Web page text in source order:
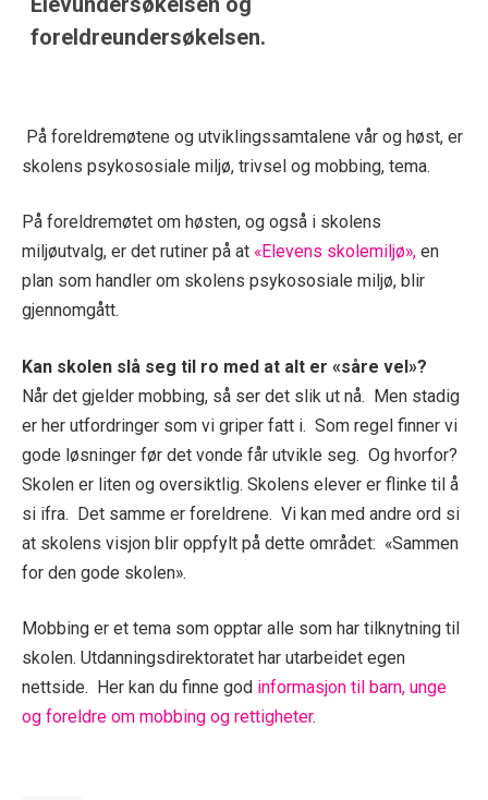
foreldreundersøkelsen.
På foreldremøtene og utviklingssamtalene vår og høst, er
skolens psykososiale miljø, trivsel og mobbing, tema.
På foreldremøtet om høsten, og også i skolens
miljøutvalg, er det rutiner på at «Elevens skolemiljø», en
plan som handler om skolens psykososiale miljø, blir
gjennomgått.
Kan skolen slå seg til ro med at alt er «såre vel»?
Når det gjelder mobbing, så ser det slik ut nå. Men stadig
er her utfordringer som vi griper fatt i. Som regel finner vi
gode løsninger før det vonde får utvikle seg. Og hvorfor?
Skolen er liten og oversiktlig. Skolens elever er flinke til å
si ifra. Det samme er foreldrene. Vi kan med andre ord si
at skolens visjon blir oppfylt på dette området: «Sammen
for den gode skolen».
Mobbing er et tema som opptar alle som har tilknytning til
skolen. Utdanningsdirektoratet har utarbeidet egen
nettside. Her kan du finne god informasjon til barn, unge
og foreldre om mobbing og rettigheter.